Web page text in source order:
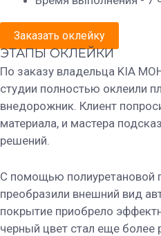
Заказать оклейку
ЭТАПЫ ОКЛЕЙКИ
По заказу владельца KIA
студии полностью оклеили
внедорожник. Клиент
материала, и мастера
решений.
С помощью полиуретановой
преобразили внешний вид
покрытие приобрело
черный цвет стал еще